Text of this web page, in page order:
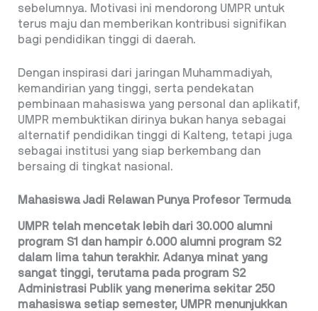
sebelumnya. Motivasi ini mendorong UMPR untuk
terus maju dan memberikan kontribusi signifikan
bagi pendidikan tinggi di daerah.
Dengan inspirasi dari jaringan Muhammadiyah,
kemandirian yang tinggi, serta pendekatan
pembinaan mahasiswa yang personal dan aplikatif,
UMPR membuktikan dirinya bukan hanya sebagai
alternatif pendidikan tinggi di Kalteng, tetapi juga
sebagai institusi yang siap berkembang dan
bersaing di tingkat nasional.
Mahasiswa Jadi Relawan Punya Profesor Termuda
UMPR telah mencetak lebih dari 30.000 alumni
program S1 dan hampir 6.000 alumni program S2
dalam lima tahun terakhir. Adanya minat yang
sangat tinggi, terutama pada program S2
Administrasi Publik yang menerima sekitar 250
mahasiswa setiap semester, UMPR menunjukkan